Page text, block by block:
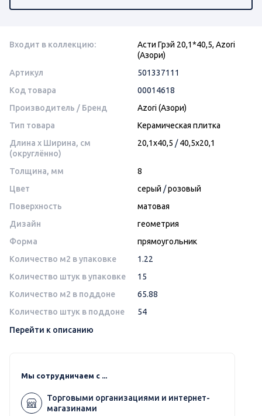
Входит в коллекцию:
Асти Грэй 20,1*40,5, Azori
(Азори)
Артикул
501337111
Код товара
00014618
Производитель / Бренд
Azori (Азори)
Тип товара
Керамическая плитка
Длина x Ширина, см
(округлённо)
20,1x40,5 /40,5x20,1
Толщина, мм
8
Цвет
серый /розовый
Поверхность
матовая
Дизайн
геометрия
Форма
прямоугольник
Количество м2 в упаковке
1.22
Количество штук в упаковке
15
Количество м2 в поддоне
65.88
Количество штук в поддоне
54
Перейти к описанию
Мы сотрудничаем с ...
Торговыми организациями и интернет-
магазинами